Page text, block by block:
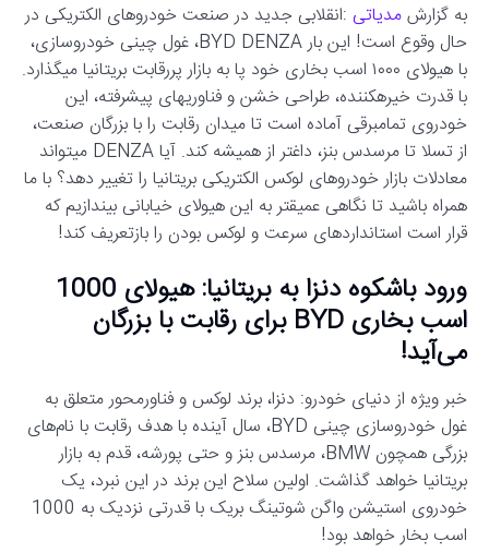
به گزارشمدیاتی :انقلابی جدید در صنعت خودروهای الکتریکی در
حال وقوع است! این بار BYD DENZA، غول چینی خودروسازی،
با هیولای ۱۰۰۰ اسب بخاری خود پا به بازار پررقابت بریتانیا میگذارد.
با قدرت خیرهکننده، طراحی خشن و فناوریهای پیشرفته، این
خودروی تمامبرقی آماده است تا میدان رقابت را با بزرگان صنعت،
از تسلا تا مرسدس بنز، داغتر از همیشه کند. آیا DENZA میتواند
معادلات بازار خودروهای لوکس الکتریکی بریتانیا را تغییر دهد؟ با ما
همراه باشید تا نگاهی عمیقتر به این هیولای خیابانی بیندازیم که
قرار است استانداردهای سرعت و لوکس بودن را بازتعریف کند!
ورود باشکوه دنزا به بریتانیا: هیولای 1000
اسب بخاری BYD برای رقابت با بزرگان
می‌آید!
خبر ویژه از دنیای خودرو: دنزا، برند لوکس و فناورمحور متعلق به
غول خودروسازی چینی BYD، سال آینده با هدف رقابت با نام‌های
بزرگی همچون BMW، مرسدس بنز و حتی پورشه، قدم به بازار
بریتانیا خواهد گذاشت. اولین سلاح این برند در این نبرد، یک
خودروی استیشن واگن شوتینگ بریک با قدرتی نزدیک به 1000
اسب بخار خواهد بود!